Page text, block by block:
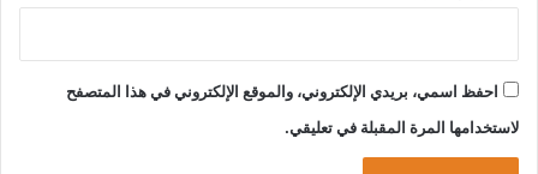
احفظ اسمي، بريدي الإلكتروني، والموقع الإلكتروني في هذا المتصفح
لاستخدامها المرة المقبلة في تعليقي.